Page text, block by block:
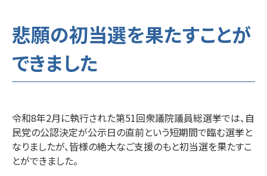
悲願の初当選を果たすことが
できました
令和8年2月に執行された第51回衆議院議員総選挙では、自
民党の公認決定が公示日の直前という短期間で臨む選挙と
なりましたが、皆様の絶大なご支援のもと初当選を果たすこ
とができました。